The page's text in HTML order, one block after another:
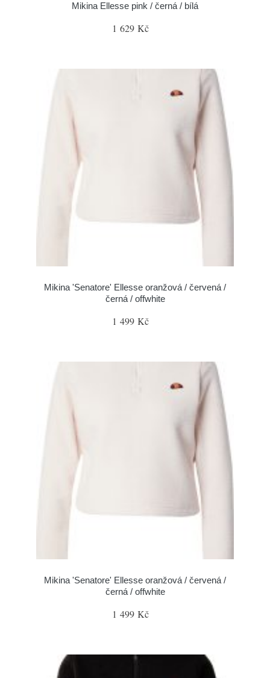
Mikina Ellesse pink / černá / bílá
1 629 Kč
Mikina 'Senatore' Ellesse oranžová / červená /
černá / offwhite
1 499 Kč
Mikina 'Senatore' Ellesse oranžová / červená /
černá / offwhite
1 499 Kč